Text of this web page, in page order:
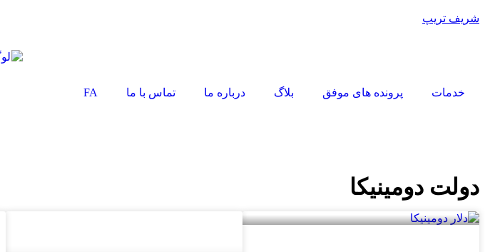
شریف تریپ
خدمات پرونده های موفق بلاگ درباره ما تماس با ما FA
دولت دومینیکا